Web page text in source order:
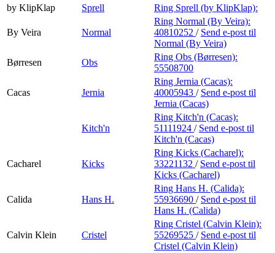
by KlipKlap
Sprell Ring Sprell (by KlipKlap):
By Veira Normal
Ring Normal (By Veira):
40810252 / Send e-post til
Normal (By Veira)
Børresen
Obs
Ring Obs (Børresen):
55508700
Cacas Jernia
Ring Jernia (Cacas):
40005943 / Send e-post til
Jernia (Cacas)
Kitch'n
Ring Kitch'n (Cacas):
51111924 / Send e-post til
Kitch'n (Cacas)
Cacharel Kicks
Ring Kicks (Cacharel):
33221132 / Send e-post til
Kicks (Cacharel)
Calida Hans H.
Ring Hans H. (Calida):
55936690 / Send e-post til
Hans H. (Calida)
Calvin Klein Cristel
Ring Cristel (Calvin Klein):
55269525 / Send e-post til
Cristel (Calvin Klein)